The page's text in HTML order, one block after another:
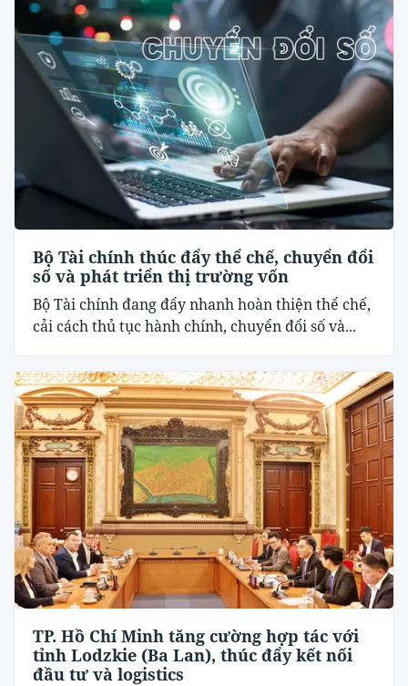
Bộ Tài chính thúc đẩy thể chế, chuyển đổi
số và phát triển thị trường vốn
Bộ Tài chính đang đẩy nhanh hoàn thiện thể chế,
cải cách thủ tục hành chính, chuyển đổi số và...
TP. Hồ Chí Minh tăng cường hợp tác với
tỉnh Lodzkie (Ba Lan), thúc đẩy kết nối
đầu tư và logistics